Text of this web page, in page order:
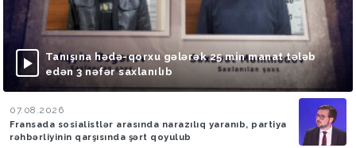
Tanışına hədə-qorxu gələrək 25 min manat tələb
edən 3 nəfər saxlanılıb
07.08.2026
Fransada sosialistlər arasında narazılıq yaranıb, partiya
rəhbərliyinin qarşısında şərt qoyulub